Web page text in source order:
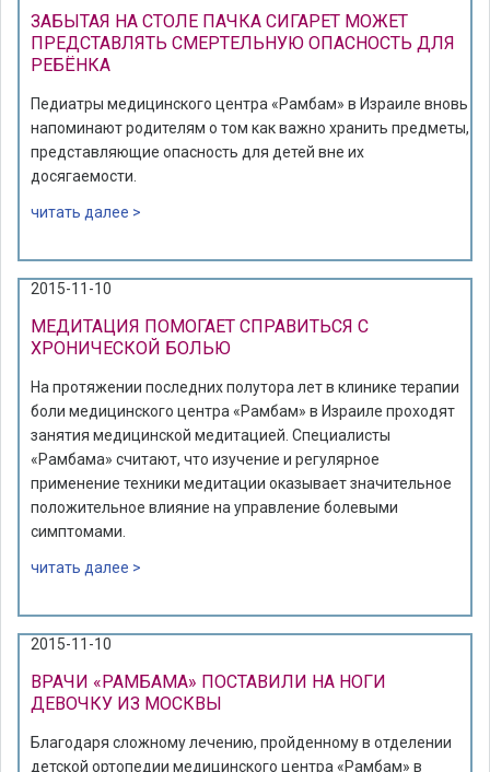
ЗАБЫТАЯ НА СТОЛЕ ПАЧКА СИГАРЕТ МОЖЕТ
ПРЕДСТАВЛЯТЬ СМЕРТЕЛЬНУЮ ОПАСНОСТЬ ДЛЯ
РЕБЁНКА
Педиатры медицинского центра «Рамбам» в Израиле вновь
напоминают родителям о том как важно хранить предметы,
представляющие опасность для детей вне их
досягаемости.
читать далее >
2015-11-10
МЕДИТАЦИЯ ПОМОГАЕТ СПРАВИТЬСЯ С
ХРОНИЧЕСКОЙ БОЛЬЮ
На протяжении последних полутора лет в клинике терапии
боли медицинского центра «Рамбам» в Израиле проходят
занятия медицинской медитацией. Специалисты
«Рамбама» считают, что изучение и регулярное
применение техники медитации оказывает значительное
положительное влияние на управление болевыми
симптомами.
читать далее >
2015-11-10
ВРАЧИ «РАМБАМА» ПОСТАВИЛИ НА НОГИ
ДЕВОЧКУ ИЗ МОСКВЫ
Благодаря сложному лечению, пройденному в отделении
детской ортопедии медицинского центра «Рамбам» в